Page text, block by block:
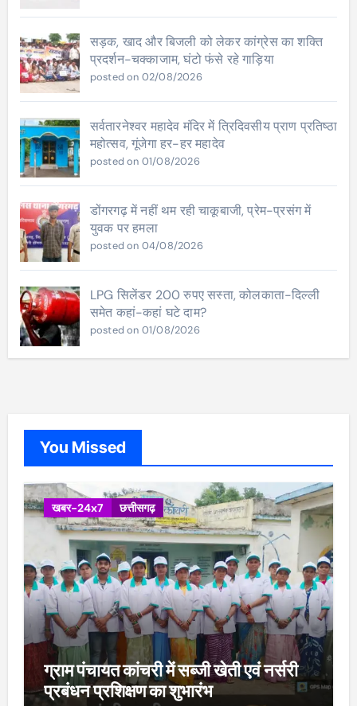
सड़क, खाद और बिजली को लेकर कांग्रेस का शक्ति
प्रदर्शन-चक्काजाम, घंटो फंसे रहे गाड़िया
posted on 02/08/2026
सर्वतारनेश्वर महादेव मंदिर में त्रिदिवसीय प्राण प्रतिष्ठा
महोत्सव, गूंजेगा हर-हर महादेव
posted on 01/08/2026
डोंगरगढ़ में नहीं थम रही चाकूबाजी, प्रेम-प्रसंग में
युवक पर हमला
posted on 04/08/2026
LPG सिलेंडर 200 रुपए सस्ता, कोलकाता-दिल्ली
समेत कहां-कहां घटे दाम?
posted on 01/08/2026
You Missed
खबर-24x7 छत्तीसगढ़
ग्राम पंचायत कांचरी में सब्जी खेती एवं नर्सरी
प्रबंधन प्रशिक्षण का शुभारंभ